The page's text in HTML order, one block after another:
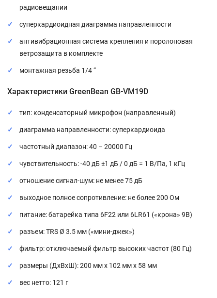
радиовещании
суперкардиоидная диаграмма направленности
антивибрационная система крепления и поролоновая
ветрозащита в комплекте
монтажная резьба 1/4 “
Характеристики GreenBean GB-VM19D
тип: конденсаторный микрофон (направленный)
диаграмма направленности: суперкардиоида
частотный диапазон: 40 – 20000 Гц
чувствительность: -40 дБ ±1 дБ / 0 дБ = 1 В/Па, 1 кГц
отношение сигнал-шум: не менее 75 дБ
выходное полное сопротивление: не более 200 Ом
питание: батарейка типа 6F22 или 6LR61 («крона» 9В)
разъем: TRS Ø 3.5 мм («мини-джек»)
фильтр: отключаемый фильтр высоких частот (80 Гц)
размеры (ДхВхШ): 200 мм х 102 мм х 58 мм
вес нетто: 121 г